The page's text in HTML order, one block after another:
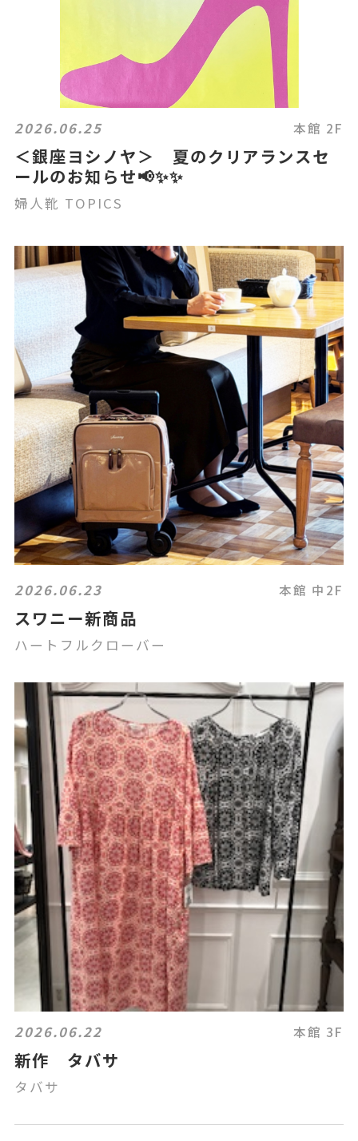
2026.06.25 本館 2F
＜銀座ヨシノヤ＞ 夏のクリアランスセ
ールのお知らせ📢✨✨
婦人靴 TOPICS
2026.06.23 本館 中2F
スワニー新商品
ハートフルクローバー
2026.06.22 本館 3F
新作 タバサ
タバサ